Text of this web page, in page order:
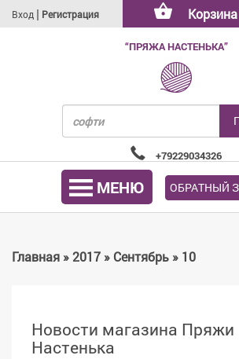
Вход | Регистрация Корзина
“ПРЯЖА НАСТЕНЬКА”
+79229034326
МЕНЮ ОБРАТНЫЙ
Главная»2017» Сентябрь» 10
Новости магазина Пряжи
Настенька